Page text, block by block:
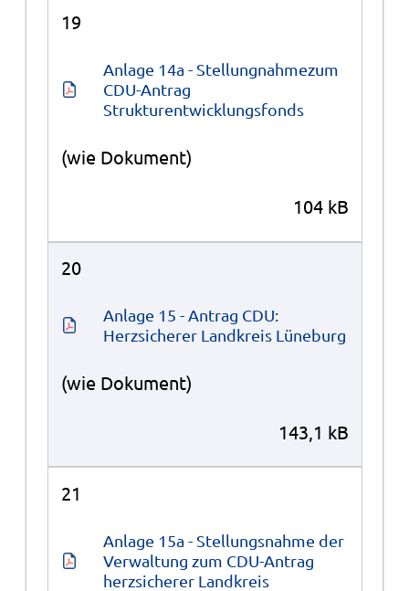
19
Anlage 14a - Stellungnahmezum
CDU-Antrag
Strukturentwicklungsfonds
(wie Dokument)
104 kB
20
Anlage 15 - Antrag CDU:
Herzsicherer Landkreis Lüneburg
(wie Dokument)
143,1 kB
21
Anlage 15a - Stellungsnahme der
Verwaltung zum CDU-Antrag
herzsicherer Landkreis